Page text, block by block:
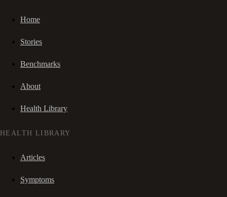
Home
Stories
Benchmarks
About
Health Library
HEALTH LIBRARY
Articles
Symptoms